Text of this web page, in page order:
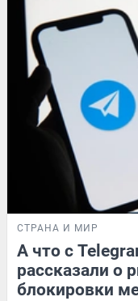
СТРАНА И МИР
А что с
рассказали о
блокировки